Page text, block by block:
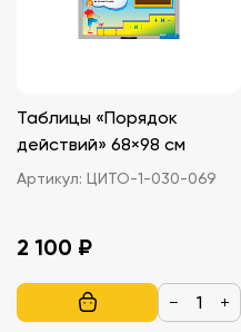
Таблицы «Порядок
действий» 68×98 см
Артикул: ЦИТО-1-030-069
2 100 ₽
− +